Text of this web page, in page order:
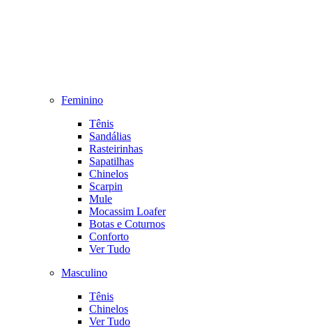
Feminino
Tênis
Sandálias
Rasteirinhas
Sapatilhas
Chinelos
Scarpin
Mule
Mocassim Loafer
Botas e Coturnos
Conforto
Ver Tudo
Masculino
Tênis
Chinelos
Ver Tudo